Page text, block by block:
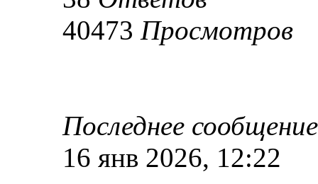
40473 Просмотров
Последнее
16 янв 2026, 12:22